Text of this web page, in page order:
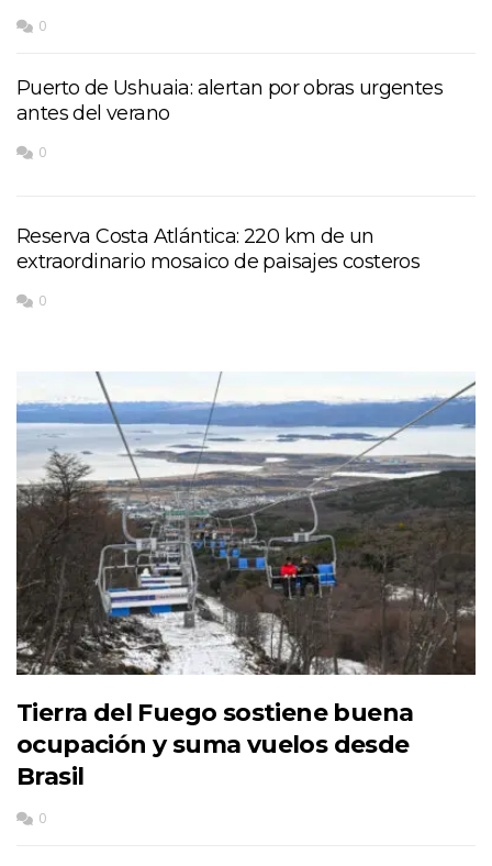
0
Puerto de Ushuaia: alertan por obras urgentes
antes del verano
0
Reserva Costa Atlántica: 220 km de un
extraordinario mosaico de paisajes costeros
0
Tierra del Fuego sostiene buena
ocupación y suma vuelos desde
Brasil
0